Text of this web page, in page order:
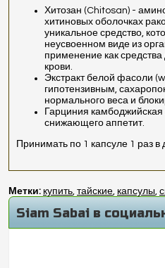
Хитозан (Chitosan) -
хитиновых оболочках
уникальное средство,
неусвоенном виде из
применение как
крови.
Экстракт белой фасоли
гипотензивным,
нормального веса и
Гарциния камбоджийская
снижающего аппетит.
Принимать по 1 капсуле 1 раз в
Метки: купить, тайские, капсулы,
Siam Sabai в